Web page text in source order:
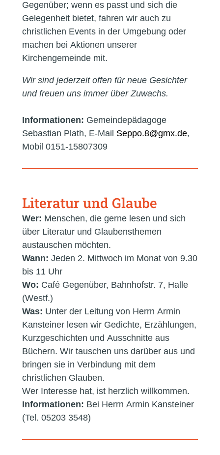
Gegenüber; wenn es passt und sich die
Gelegenheit bietet, fahren wir auch zu
christlichen Events in der Umgebung oder
machen bei Aktionen unserer
Kirchengemeinde mit.
Wir sind jederzeit offen für neue Gesichter
und freuen uns immer über Zuwachs.
Informationen: Gemeindepädagoge
Sebastian Plath, E-Mail ed.xmg@8.oppeS,
Mobil 0151-15807309
Literatur und Glaube
Wer: Menschen, die gerne lesen und sich
über Literatur und Glaubensthemen
austauschen möchten.
Wann: Jeden 2. Mittwoch im Monat von 9.30
bis 11 Uhr
Wo: Café Gegenüber, Bahnhofstr. 7, Halle
(Westf.)
Was: Unter der Leitung von Herrn Armin
Kansteiner lesen wir Gedichte, Erzählungen,
Kurzgeschichten und Ausschnitte aus
Büchern. Wir tauschen uns darüber aus und
bringen sie in Verbindung mit dem
christlichen Glauben.
Wer Interesse hat, ist herzlich willkommen.
Informationen: Bei Herrn Armin Kansteiner
(Tel. 05203 3548)